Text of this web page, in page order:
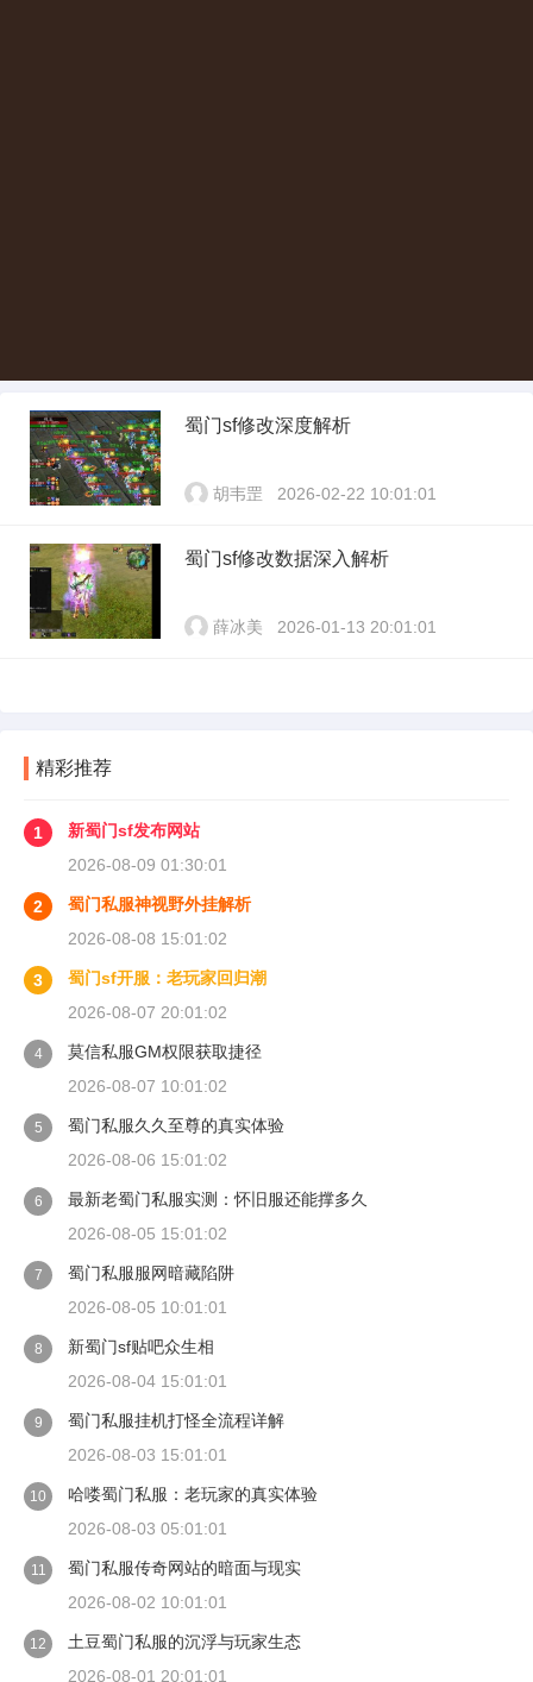
蜀门sf修改深度解析
胡韦罡 2026-02-22 10:01:01
蜀门sf修改数据深入解析
薛冰美 2026-01-13 20:01:01
精彩推荐
1
新蜀门sf发布网站
2026-08-09 01:30:01
2
蜀门私服神视野外挂解析
2026-08-08 15:01:02
3
蜀门sf开服：老玩家回归潮
2026-08-07 20:01:02
4
莫信私服GM权限获取捷径
2026-08-07 10:01:02
5
蜀门私服久久至尊的真实体验
2026-08-06 15:01:02
6
最新老蜀门私服实测：怀旧服还能撑多久
2026-08-05 15:01:02
7
蜀门私服服网暗藏陷阱
2026-08-05 10:01:01
8
新蜀门sf贴吧众生相
2026-08-04 15:01:01
9
蜀门私服挂机打怪全流程详解
2026-08-03 15:01:01
10
哈喽蜀门私服：老玩家的真实体验
2026-08-03 05:01:01
11
蜀门私服传奇网站的暗面与现实
2026-08-02 10:01:01
12
土豆蜀门私服的沉浮与玩家生态
2026-08-01 20:01:01